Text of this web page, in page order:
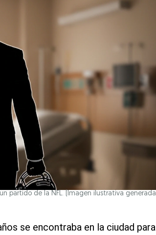
partido de la NFL.
(Imagen ilustrativa generada
se encontraba en la ciudad para